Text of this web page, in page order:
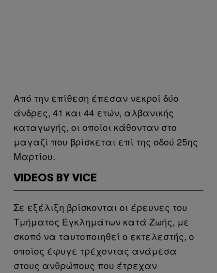
Από την επίθεση έπεσαν νεκροί δύο
άνδρες, 41 και 44 ετών, αλβανικής
καταγωγής, οι οποίοι κάθονταν στο
μαγαζί που βρίσκεται επί της οδού 25ης
Μαρτίου.
VIDEOS BY VICE
Σε εξέλιξη βρίσκονται οι έρευνες του
Τμήματος Εγκλημάτων κατά Ζωής, με
σκοπό να ταυτοποιηθεί ο εκτελεστής, ο
οποίος έφυγε τρέχοντας ανάμεσα
στους ανθρώπους που έτρεχαν